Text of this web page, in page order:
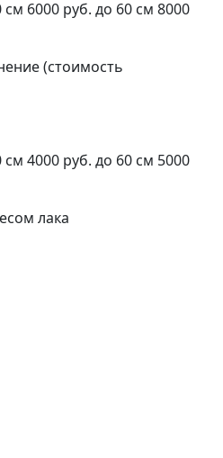
6000 руб. до 60 см 8000
(стоимость
4000 руб. до 60 см 5000
лака